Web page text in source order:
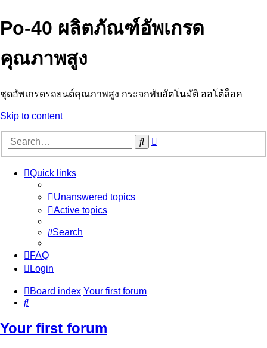
Po-40 ผลิตภัณฑ์อัพเกรด
คุณภาพสูง
ชุดอัพเกรดรถยนต์คุณภาพสูง กระจกพับอัตโนมัติ ออโต้ล็อค
Skip to content
Search
Quick links
Unanswered topics
Active topics
Search
FAQ
Login
Board index Your first forum
Search
Your first forum